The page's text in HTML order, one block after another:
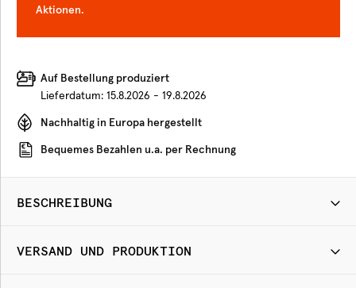
Aktionen.
Auf Bestellung produziert
Lieferdatum: 15.8.2026 - 19.8.2026
Nachhaltig in Europa hergestellt
Bequemes Bezahlen u.a. per Rechnung
BESCHREIBUNG
VERSAND UND PRODUKTION